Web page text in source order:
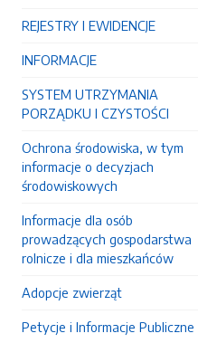
REJESTRY I EWIDENCJE
INFORMACJE
SYSTEM UTRZYMANIA
PORZĄDKU I CZYSTOŚCI
Ochrona środowiska, w tym
informacje o decyzjach
środowiskowych
Informacje dla osób
prowadzących gospodarstwa
rolnicze i dla mieszkańców
Adopcje zwierząt
Petycje i Informacje Publiczne